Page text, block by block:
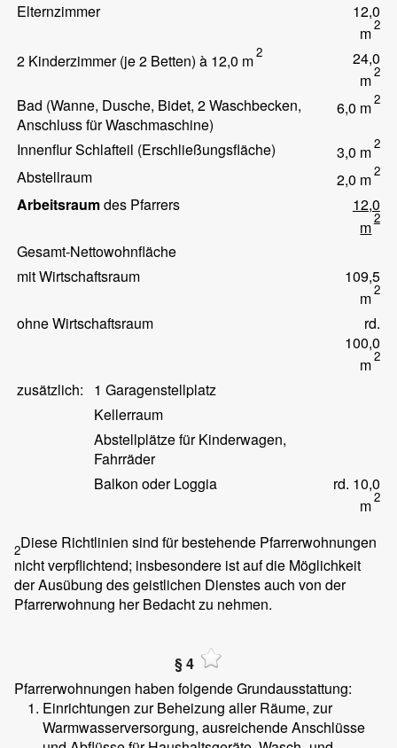
Elternzimmer
12,0
m2
2 Kinderzimmer (je 2 Betten) à 12,0 m2
24,0
m2
Bad (Wanne, Dusche, Bidet, 2 Waschbecken,
Anschluss für Waschmaschine)
6,0 m2
Innenflur Schlafteil (Erschließungsfläche) 3,0 m2
Abstellraum 2,0 m2
Arbeitsraumdes Pfarrers
12,0
m2
Gesamt-Nettowohnfläche
mit Wirtschaftsraum
109,5
m2
ohne Wirtschaftsraum
rd.
100,0
m2
zusätzlich:
1 Garagenstellplatz
Kellerraum
Abstellplätze für Kinderwagen,
Fahrräder
Balkon oder Loggia
rd. 10,0
m2
2Diese Richtlinien sind für bestehende Pfarrerwohnungen
nicht verpflichtend; insbesondere ist auf die Möglichkeit
der Ausübung des geistlichen Dienstes auch von der
Pfarrerwohnung her Bedacht zu nehmen.
§ 4
Pfarrerwohnungen haben folgende Grundausstattung:
Einrichtungen zur Beheizung aller Räume, zur
Warmwasserversorgung, ausreichende Anschlüsse